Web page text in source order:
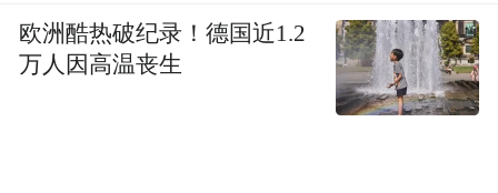
欧洲酷热破纪录！德国近1.2
万人因高温丧生